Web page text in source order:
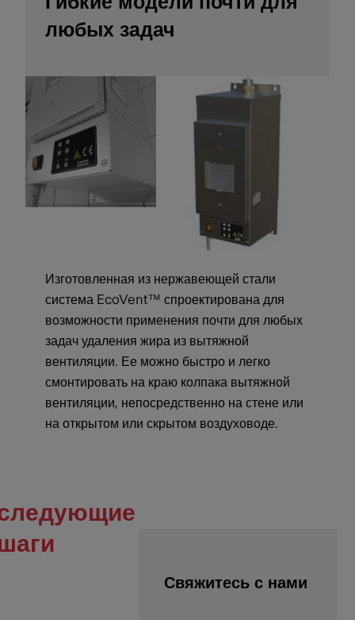
любых задач
Изготовленная из нержавеющей стали
система EcoVent™ спроектирована для
возможности применения почти для любых
задач удаления жира из вытяжной
вентиляции. Ее можно быстро и легко
смонтировать на краю колпака вытяжной
вентиляции, непосредственно на стене или
на открытом или скрытом воздуховоде.
Свяжитесь с нами